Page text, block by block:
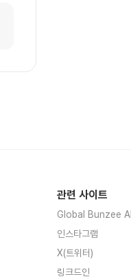
관련 사이트
Global Bunzee AI
인스타그램
X(트위터)
링크드인